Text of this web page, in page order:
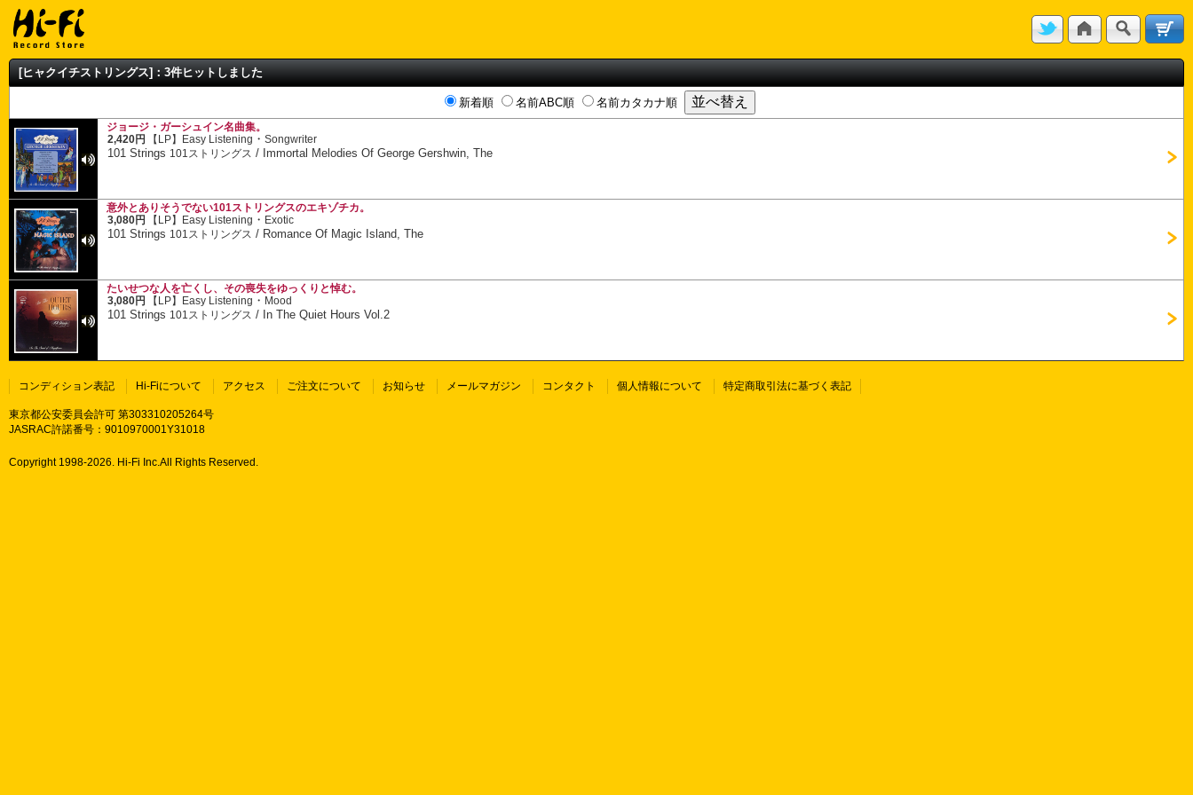
[ヒャクイチストリングス]：3件ヒットしました
新着順 名前ABC順 名前カタカナ順
ジョージ・ガーシュイン名曲集。
2,420円
【LP】 Easy Listening ・Songwriter
101 Strings 101ストリングス / Immortal Melodies Of George Gershwin, The
意外とありそうでない101ストリングスのエキゾチカ。
3,080円
【LP】 Easy Listening ・ Exotic
101 Strings 101ストリングス / Romance Of Magic Island, The
たいせつな人を亡くし、その喪失をゆっくりと悼む。
3,080円
【LP】 Easy Listening ・ Mood
101 Strings 101ストリングス / In The Quiet Hours Vol.2
コンディション表記 Hi-Fiについて アクセス ご注文について お知らせ メールマガジン コンタクト 個人情報について 特定商取引法に基づく表記
東京都公安委員会許可 第303310205264号
JASRAC許諾番号：9010970001Y31018
Copyright 1998-2026. Hi-Fi Inc.All Rights Reserved.